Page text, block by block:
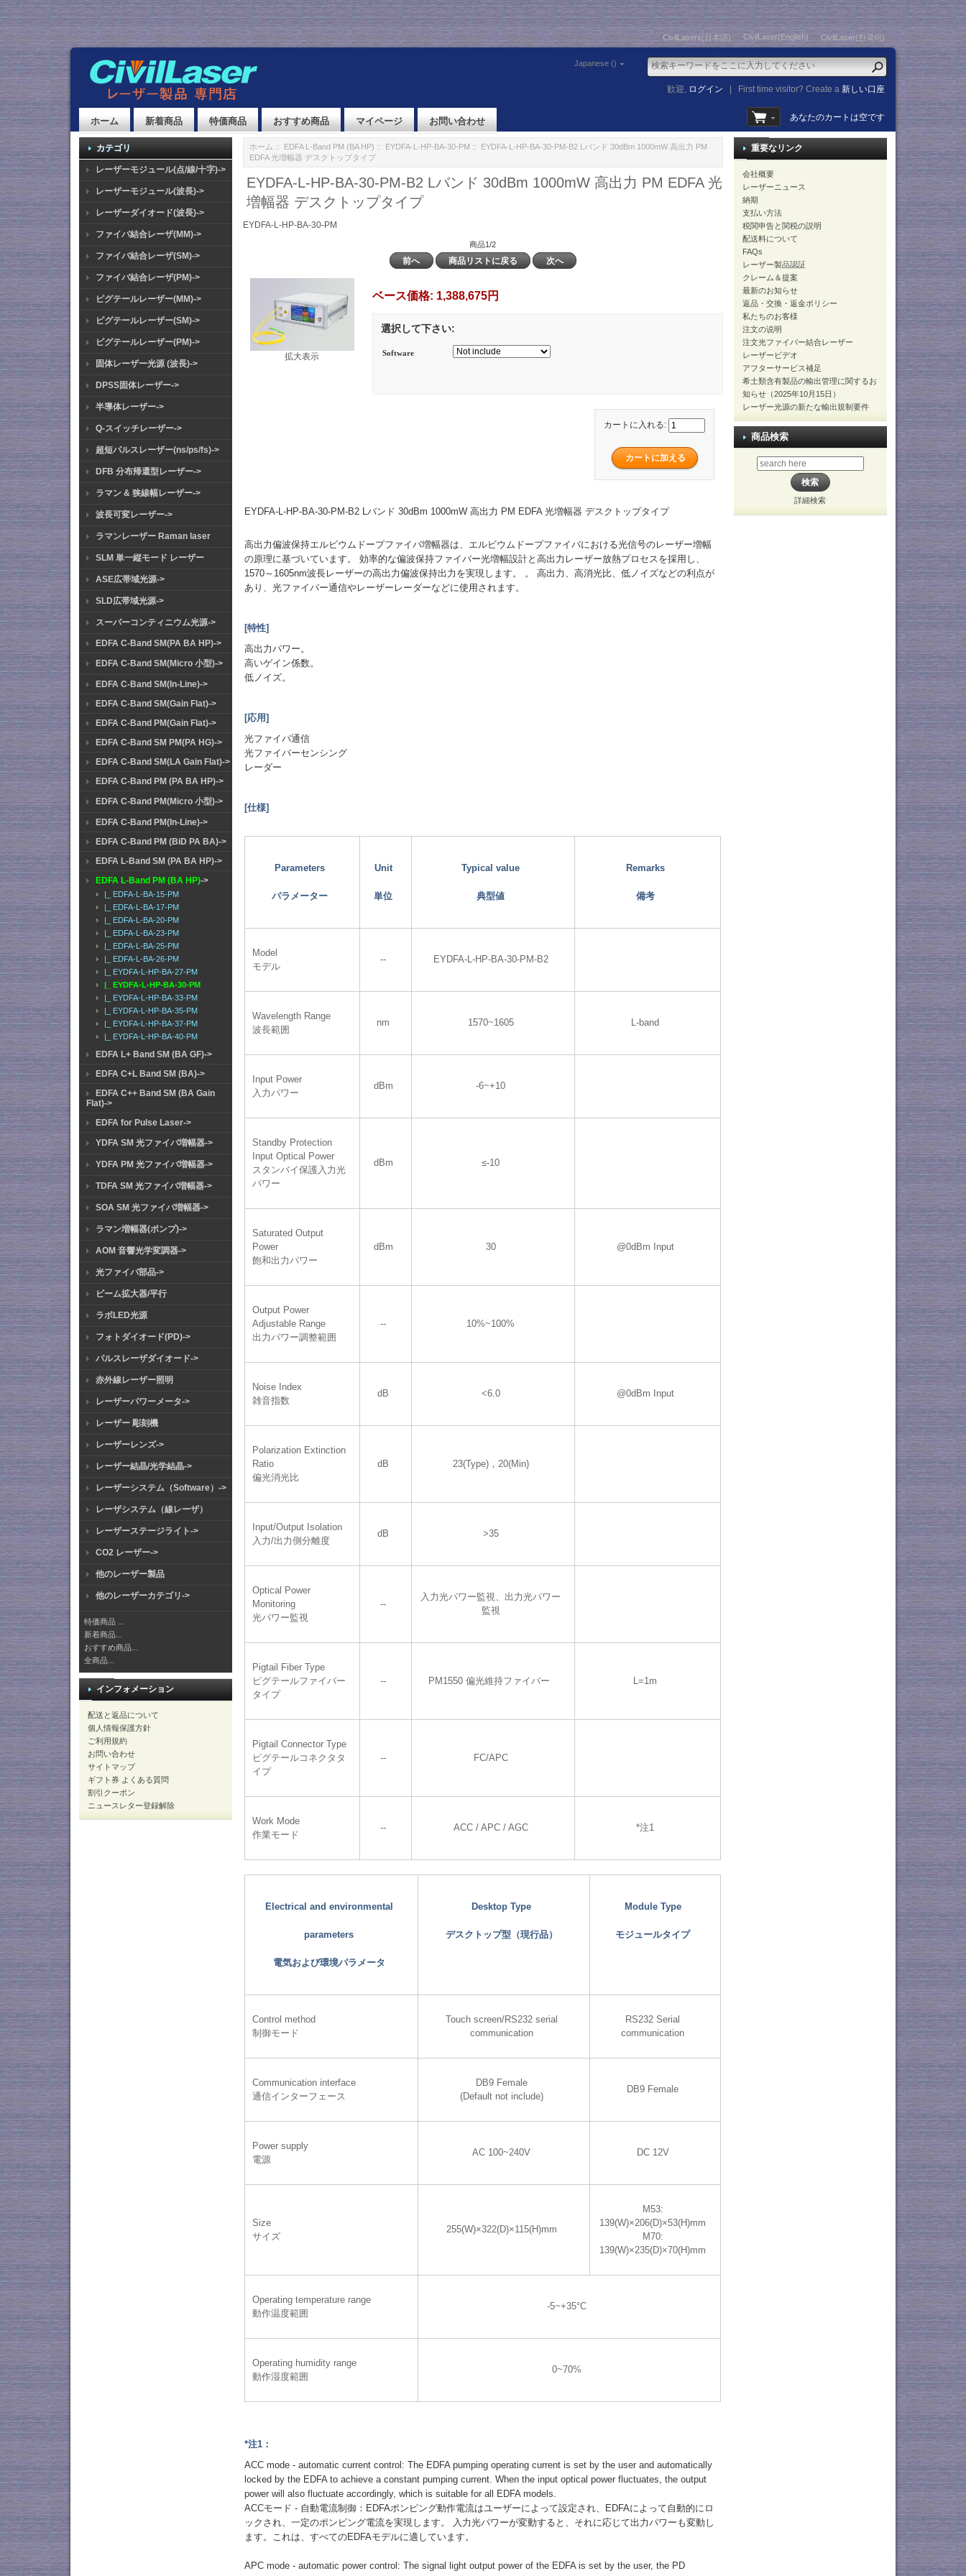
CivilLasers(日本語) CivilLaser(English) CivilLaser(한국어)
Japanese ()
歓迎, ログイン First time visitor? Create a新しい口座
ホーム 新着商品 特価商品 おすすめ商品 マイページ お問い合わせ あなたのカートは空です
カテゴリ
レーザーモジュール(点/線/十字)->
レーザーモジュール(波長)->
レーザーダイオード(波長)->
ファイバ結合レーザ(MM)->
ファイバ結合レーザ(SM)->
ファイバ結合レーザ(PM)->
ピグテールレーザー(MM)->
ピグテールレーザー(SM)->
ピグテールレーザー(PM)->
固体レーザー光源 (波長)->
DPSS固体レーザー->
半導体レーザー->
Q-スイッチレーザー->
超短パルスレーザー(ns/ps/fs)->
DFB 分布帰還型レーザー->
ラマン & 狭線幅レーザー->
波長可変レーザー->
ラマンレーザー Raman laser
SLM 単一縦モード レーザー
ASE広帯域光源->
SLD広帯域光源->
スーパーコンティニウム光源->
EDFA C-Band SM(PA BA HP)->
EDFA C-Band SM(Micro 小型)->
EDFA C-Band SM(In-Line)->
EDFA C-Band SM(Gain Flat)->
EDFA C-Band PM(Gain Flat)->
EDFA C-Band SM PM(PA HG)->
EDFA C-Band SM(LA Gain Flat)->
EDFA C-Band PM (PA BA HP)->
EDFA C-Band PM(Micro 小型)->
EDFA C-Band PM(In-Line)->
EDFA C-Band PM (BiD PA BA)->
EDFA L-Band SM (PA BA HP)->
EDFA L-Band PM (BA HP)->
|_ EDFA-L-BA-15-PM
|_ EDFA-L-BA-17-PM
|_ EDFA-L-BA-20-PM
|_ EDFA-L-BA-23-PM
|_ EDFA-L-BA-25-PM
|_ EDFA-L-BA-26-PM
|_ EYDFA-L-HP-BA-27-PM
|_ EYDFA-L-HP-BA-30-PM
|_ EYDFA-L-HP-BA-33-PM
|_ EYDFA-L-HP-BA-35-PM
|_ EYDFA-L-HP-BA-37-PM
|_ EYDFA-L-HP-BA-40-PM
EDFA L+ Band SM (BA GF)->
EDFA C+L Band SM (BA)->
EDFA C++ Band SM (BA Gain
Flat)->
EDFA for Pulse Laser->
YDFA SM 光ファイバ増幅器->
YDFA PM 光ファイバ増幅器->
TDFA SM 光ファイバ増幅器->
SOA SM 光ファイバ増幅器->
ラマン増幅器(ポンプ)->
AOM 音響光学変調器->
光ファイバ部品->
ビーム拡大器/平行
ラボLED光源
フォトダイオード(PD)->
パルスレーザダイオード->
赤外線レーザー照明
レーザーパワーメータ->
レーザー 彫刻機
レーザーレンズ->
レーザー結晶/光学結晶->
レーザーシステム（Software）->
レーザシステム（線レーザ）
レーザーステージライト->
CO2 レーザー->
他のレーザー製品
他のレーザーカテゴリ->
特価商品 ...
新着商品...
おすすめ商品...
全商品...
インフォメーション
配送と返品について
個人情報保護方針
ご利用規約
お問い合わせ
サイトマップ
ギフト券 よくある質問
割引クーポン
ニュースレター登録解除
ホーム :: EDFA L-Band PM (BA HP) :: EYDFA-L-HP-BA-30-PM :: EYDFA-L-HP-BA-30-PM-B2 Lバンド 30dBm 1000mW 高出力 PM
EDFA 光増幅器 デスクトップタイプ
EYDFA-L-HP-BA-30-PM-B2 Lバンド 30dBm 1000mW 高出力 PM EDFA 光
増幅器 デスクトップタイプ
EYDFA-L-HP-BA-30-PM
商品1/2
前へ 商品リストに戻る 次へ
拡大表示
ベース価格: 1,388,675円
選択して下さい:
Software
カートに入れる:
EYDFA-L-HP-BA-30-PM-B2 Lバンド 30dBm 1000mW 高出力 PM EDFA 光増幅器 デスクトップタイプ
高出力偏波保持エルビウムドープファイバ増幅器は、エルビウムドープファイバにおける光信号のレーザー増幅
の原理に基づいています。 効率的な偏波保持ファイバー光増幅設計と高出力レーザー放熱プロセスを採用し、
1570～1605nm波長レーザーの高出力偏波保持出力を実現します。 。 高出力、高消光比、低ノイズなどの利点が
あり、光ファイバー通信やレーザーレーダーなどに使用されます。
[特性]
高出力パワー。
高いゲイン係数。
低ノイズ。
[応用]
光ファイバ通信
光ファイバーセンシング
レーダー
[仕様]
Parameters
パラメーター
Unit
単位
Typical value
典型値
Remarks
備考
Model
モデル
-- EYDFA-L-HP-BA-30-PM-B2
Wavelength Range
波長範囲
nm 1570~1605 L-band
Input Power
入力パワー
dBm -6~+10
Standby Protection
Input Optical Power
スタンバイ保護入力光
パワー
dBm ≤-10
Saturated Output
Power
飽和出力パワー
dBm 30 @0dBm Input
Output Power
Adjustable Range
出力パワー調整範囲
-- 10%~100%
Noise Index
雑音指数
dB <6.0 @0dBm Input
Polarization Extinction
Ratio
偏光消光比
dB 23(Type)，20(Min)
Input/Output Isolation
入力/出力側分離度
dB >35
Optical Power
Monitoring
光パワー監視
--
入力光パワー監視、出力光パワー
監視
Pigtail Fiber Type
ピグテールファイバー
タイプ
-- PM1550 偏光維持ファイバー L=1m
Pigtail Connector Type
ピグテールコネクタタ
イプ
-- FC/APC
Work Mode
作業モード
-- ACC / APC / AGC *注1
Electrical and environmental
parameters
電気および環境パラメータ
Desktop Type
デスクトップ型（現行品）
Module Type
モジュールタイプ
Control method
制御モード
Touch screen/RS232 serial
communication
RS232 Serial
communication
Communication interface
通信インターフェース
DB9 Female
(Default not include)
DB9 Female
Power supply
電源
AC 100~240V DC 12V
Size
サイズ
255(W)×322(D)×115(H)mm
M53:
139(W)×206(D)×53(H)mm
M70:
139(W)×235(D)×70(H)mm
Operating temperature range
動作温度範囲
-5~+35°C
Operating humidity range
動作湿度範囲
0~70%
*注1：
ACC mode - automatic current control: The EDFA pumping operating current is set by the user and automatically
locked by the EDFA to achieve a constant pumping current. When the input optical power fluctuates, the output
power will also fluctuate accordingly, which is suitable for all EDFA models.
ACCモード - 自動電流制御：EDFAポンピング動作電流はユーザーによって設定され、EDFAによって自動的にロ
ックされ、一定のポンピング電流を実現します。 入力光パワーが変動すると、それに応じて出力パワーも変動し
ます。これは、すべてのEDFAモデルに適しています。
APC mode - automatic power control: The signal light output power of the EDFA is set by the user, the PD
重要なリンク
会社概要
レーザーニュース
納期
支払い方法
税関申告と関税の説明
配送料について
FAQs
レーザー製品認証
クレーム＆提案
最新のお知らせ
返品・交換・返金ポリシー
私たちのお客様
注文の说明
注文光ファイバー結合レーザー
レーザービデオ
アフターサービス補足
希土類含有製品の輸出管理に関するお
知らせ（2025年10月15日）
レーザー光源の新たな輸出規制要件
商品検索
詳細検索